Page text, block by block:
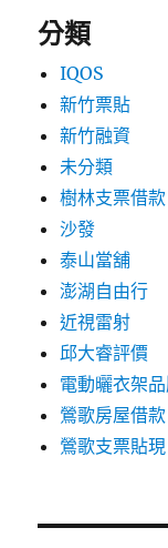
分類
IQOS
新竹票貼
新竹融資
未分類
樹林支票借款
沙發
泰山當舖
澎湖自由行
近視雷射
邱大睿評價
電動曬衣架
鶯歌房屋借款
鶯歌支票貼現